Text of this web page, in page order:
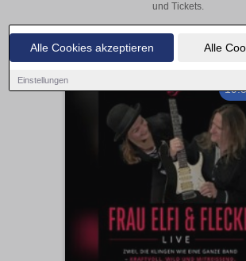
Alle Cookies akzeptieren Alle
Einstellungen
und Tickets.